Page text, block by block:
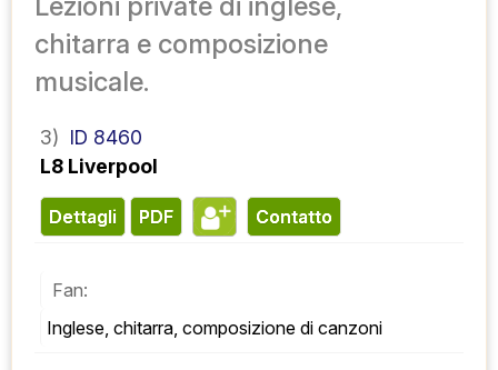
Lezioni private di inglese,
chitarra e composizione
musicale.
3) ID 8460
L8 Liverpool
Dettagli PDF contatto
Fan:
Inglese, chitarra, composizione di canzoni